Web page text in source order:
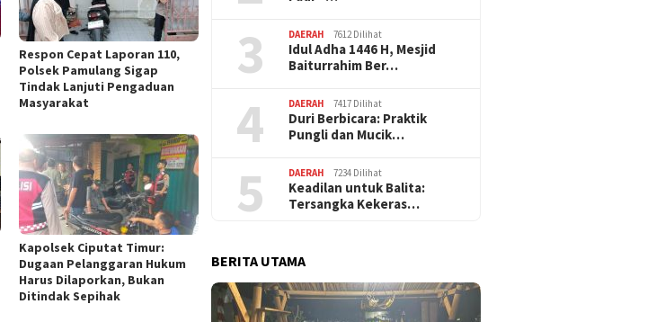
Respon Cepat Laporan 110,
Polsek Pamulang Sigap
Tindak Lanjuti Pengaduan
Masyarakat
Kapolsek Ciputat Timur:
Dugaan Pelanggaran Hukum
Harus Dilaporkan, Bukan
Ditindak Sepihak
3 DAERAH 7612 Dilihat
Idul Adha 1446 H, Mesjid
Baiturrahim Ber…
4 DAERAH 7417 Dilihat
Duri Berbicara: Praktik
Pungli dan Mucik…
5 DAERAH 7234 Dilihat
Keadilan untuk Balita:
Tersangka Kekeras…
BERITA UTAMA